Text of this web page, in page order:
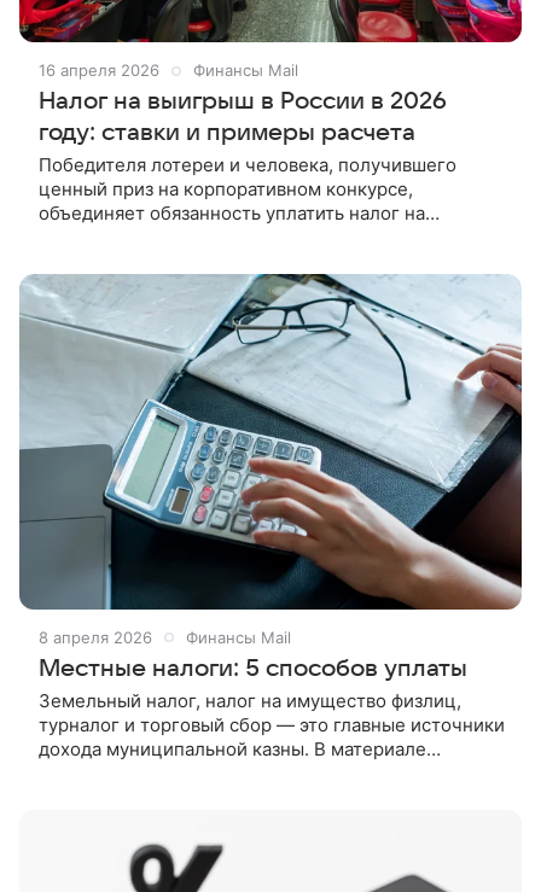
16 апреля 2026 Финансы Mail
Налог на выигрыш в России в 2026
году: ставки и примеры расчета
Победителя лотереи и человека, получившего
ценный приз на корпоративном конкурсе,
объединяет обязанность уплатить налог на
8 апреля 2026 Финансы Mail
Местные налоги: 5 способов уплаты
Земельный налог, налог на имущество физлиц,
турналог и торговый сбор — это главные источники
дохода муниципальной казны. В материале